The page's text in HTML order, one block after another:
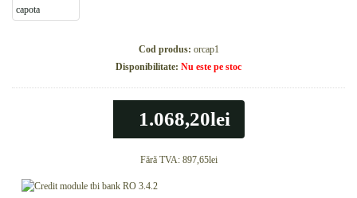
Cod produs: orcap1
Disponibilitate: Nu este pe stoc
1.068,20lei
Fără TVA: 897,65lei